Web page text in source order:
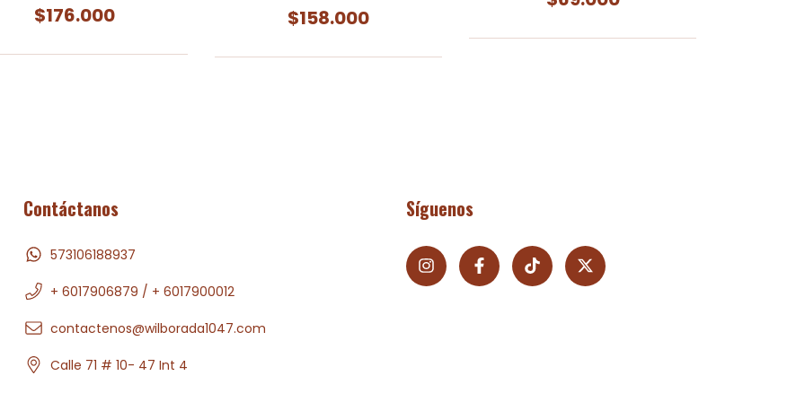
$176.000 $158.000
Contáctanos
573106188937
+ 6017906879 / + 6017900012
contactenos@wilborada1047.com
Calle 71 # 10- 47 Int 4
Síguenos